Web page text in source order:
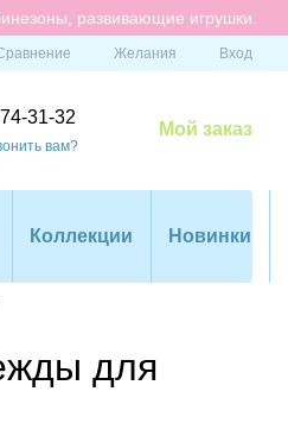
развивающие игрушки.
Желания Вход
31-32
вам?
Мой заказ
Коллекции Новинки
для